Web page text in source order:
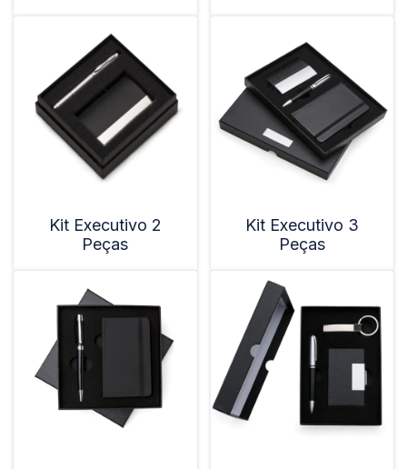
Kit Executivo 2
Peças
Kit Executivo 3
Peças